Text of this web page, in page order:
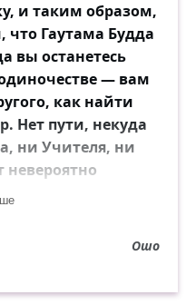
и таким образом,
что Гаутама Будда
вы останетесь
— вам
как найти
Нет пути, некуда
ни Учителя, ни
невероятно
это, потому
не любилиОшо